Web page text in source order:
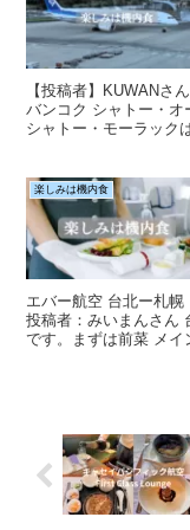
【投稿者】KUWANさ
バンコク シャトー・
シャトー・モーラック
楽しみは機内食
エバー航空 台北ー札
投稿者：みいまんさ
です。まずは前菜 メ